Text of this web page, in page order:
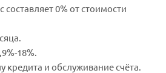
0% от стоимости
18%.
кредита и обслуживание счёта.